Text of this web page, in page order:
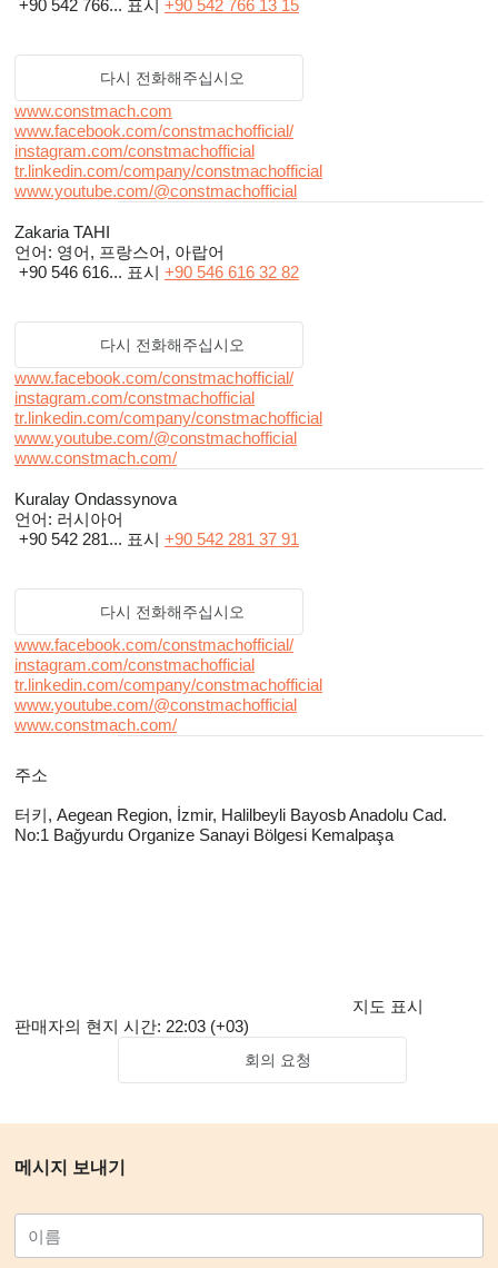
System Certificate and CE Certificate of our products are the
main indicators of our quality policy.
+90 542 766... 표시 +90 542 766 13 15
다시 전화해주십시오
www.constmach.com
www.facebook.com/constmachofficial/
instagram.com/constmachofficial
tr.linkedin.com/company/constmachofficial
www.youtube.com/@constmachofficial
Zakaria TAHI
언어: 영어, 프랑스어, 아랍어
+90 546 616... 표시 +90 546 616 32 82
다시 전화해주십시오
www.facebook.com/constmachofficial/
instagram.com/constmachofficial
tr.linkedin.com/company/constmachofficial
www.youtube.com/@constmachofficial
www.constmach.com/
Kuralay Ondassynova
언어: 러시아어
+90 542 281... 표시 +90 542 281 37 91
다시 전화해주십시오
www.facebook.com/constmachofficial/
instagram.com/constmachofficial
tr.linkedin.com/company/constmachofficial
www.youtube.com/@constmachofficial
www.constmach.com/
주소
터키, Aegean Region, İzmir, Halilbeyli Bayosb Anadolu Cad.
No:1 Bağyurdu Organize Sanayi Bölgesi Kemalpaşa
지도 표시
판매자의 현지 시간: 22:03 (+03)
회의 요청
메시지 보내기